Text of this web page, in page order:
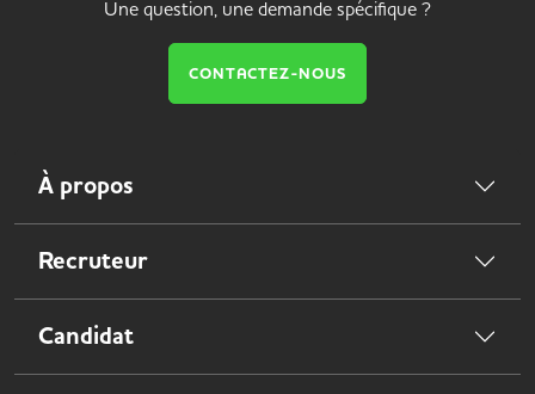
Une question, une demande spécifique ?
CONTACTEZ-NOUS
À propos
Recruteur
Candidat